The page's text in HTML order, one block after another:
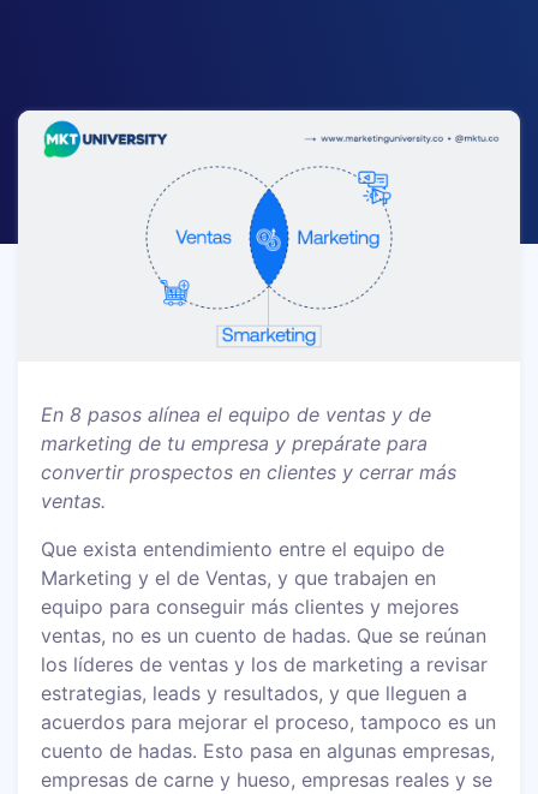
En 8 pasos alínea el equipo de ventas y de
marketing de tu empresa y prepárate para
convertir prospectos en clientes y cerrar más
ventas.
Que exista entendimiento entre el equipo de
Marketing y el de Ventas, y que trabajen en
equipo para conseguir más clientes y mejores
ventas, no es un cuento de hadas. Que se reúnan
los líderes de ventas y los de marketing a revisar
estrategias, leads y resultados, y que lleguen a
acuerdos para mejorar el proceso, tampoco es un
cuento de hadas. Esto pasa en algunas empresas,
empresas de carne y hueso, empresas reales y se